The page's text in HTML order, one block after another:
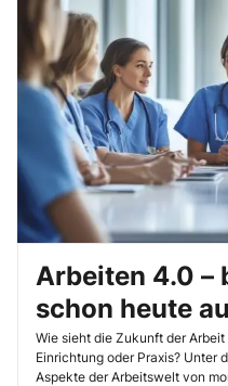
Arbeiten 4.0 –
schon heute
Wie sieht die Zukunft der
Einrichtung oder Praxis? Unter
Aspekte der Arbeitswelt von